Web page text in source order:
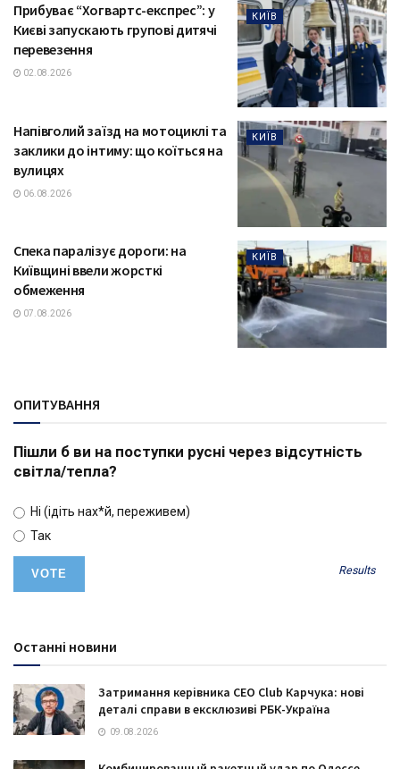
КИЇВ
Прибуває “Хогвартс-експрес”: у
Києві запускають групові дитячі
перевезення
02.08.2026
КИЇВ
Напівголий заїзд на мотоциклі та
заклики до інтиму: що коїться на
вулицях
06.08.2026
КИЇВ
Спека паралізує дороги: на
Київщині ввели жорсткі
обмеження
07.08.2026
ОПИТУВАННЯ
Пішли б ви на поступки русні через відсутність
світла/тепла?
Ні (ідіть нах*й, переживем)
Так
Results
Останні новини
Затримання керівника CEO Club Карчука: нові
деталі справи в ексклюзиві РБК-Україна
09.08.2026